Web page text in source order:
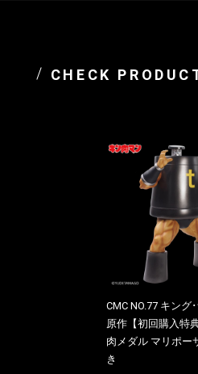
CHECK
CMC NO.77 キング
原作【初回購入特
肉メダル マリポー
き